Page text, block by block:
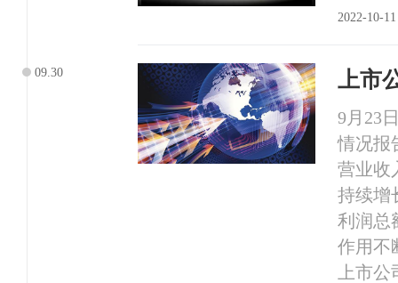
2022-10-
09.30 上市
9月23
情况报
营业收
持续增
利润总
作用不
上市